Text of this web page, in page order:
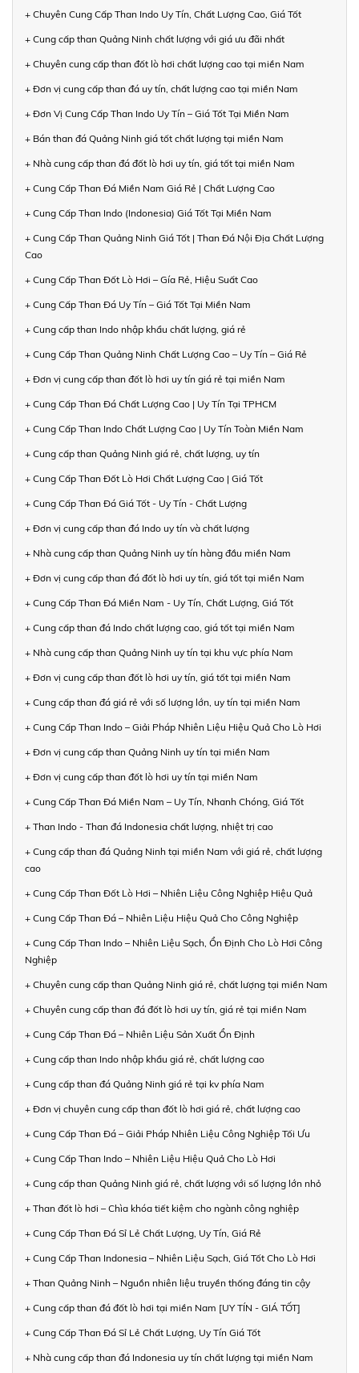
+ Chuyên Cung Cấp Than Indo Uy Tín, Chất Lượng Cao, Giá Tốt
+ Cung cấp than Quảng Ninh chất lượng với giá ưu đãi nhất
+ Chuyên cung cấp than đốt lò hơi chất lượng cao tại miền Nam
+ Đơn vị cung cấp than đá uy tín, chất lượng cao tại miền Nam
+ Đơn Vị Cung Cấp Than Indo Uy Tín – Giá Tốt Tại Miền Nam
+ Bán than đá Quảng Ninh giá tốt chất lượng tại miền Nam
+ Nhà cung cấp than đá đốt lò hơi uy tín, giá tốt tại miền Nam
+ Cung Cấp Than Đá Miền Nam Giá Rẻ | Chất Lượng Cao
+ Cung Cấp Than Indo (Indonesia) Giá Tốt Tại Miền Nam
+ Cung Cấp Than Quảng Ninh Giá Tốt | Than Đá Nội Địa Chất Lượng
Cao
+ Cung Cấp Than Đốt Lò Hơi – Gía Rẻ, Hiệu Suất Cao
+ Cung Cấp Than Đá Uy Tín – Giá Tốt Tại Miền Nam
+ Cung cấp than Indo nhập khẩu chất lượng, giá rẻ
+ Cung Cấp Than Quảng Ninh Chất Lượng Cao – Uy Tín – Giá Rẻ
+ Đơn vị cung cấp than đốt lò hơi uy tín giá rẻ tại miền Nam
+ Cung Cấp Than Đá Chất Lượng Cao | Uy Tín Tại TPHCM
+ Cung Cấp Than Indo Chất Lượng Cao | Uy Tín Toàn Miền Nam
+ Cung cấp than Quảng Ninh giá rẻ, chất lượng, uy tín
+ Cung Cấp Than Đốt Lò Hơi Chất Lượng Cao | Giá Tốt
+ Cung Cấp Than Đá Giá Tốt - Uy Tín - Chất Lượng
+ Đơn vị cung cấp than đá Indo uy tín và chất lượng
+ Nhà cung cấp than Quảng Ninh uy tín hàng đầu miền Nam
+ Đơn vị cung cấp than đá đốt lò hơi uy tín, giá tốt tại miền Nam
+ Cung Cấp Than Đá Miền Nam - Uy Tín, Chất Lượng, Giá Tốt
+ Cung cấp than đá Indo chất lượng cao, giá tốt tại miền Nam
+ Nhà cung cấp than Quảng Ninh uy tín tại khu vực phía Nam
+ Đơn vị cung cấp than đốt lò hơi uy tín, giá tốt tại miền Nam
+ Cung cấp than đá giá rẻ với số lượng lớn, uy tín tại miền Nam
+ Cung Cấp Than Indo – Giải Pháp Nhiên Liệu Hiệu Quả Cho Lò Hơi
+ Đơn vị cung cấp than Quảng Ninh uy tín tại miền Nam
+ Đơn vị cung cấp than đốt lò hơi uy tín tại miền Nam
+ Cung Cấp Than Đá Miền Nam – Uy Tín, Nhanh Chóng, Giá Tốt
+ Than Indo - Than đá Indonesia chất lượng, nhiệt trị cao
+ Cung cấp than đá Quảng Ninh tại miền Nam với giá rẻ, chất lượng
cao
+ Cung Cấp Than Đốt Lò Hơi – Nhiên Liệu Công Nghiệp Hiệu Quả
+ Cung Cấp Than Đá – Nhiên Liệu Hiệu Quả Cho Công Nghiệp
+ Cung Cấp Than Indo – Nhiên Liệu Sạch, Ổn Định Cho Lò Hơi Công
Nghiệp
+ Chuyên cung cấp than Quảng Ninh giá rẻ, chất lượng tại miền Nam
+ Chuyên cung cấp than đá đốt lò hơi uy tín, giá rẻ tại miền Nam
+ Cung Cấp Than Đá – Nhiên Liệu Sản Xuất Ổn Định
+ Cung cấp than Indo nhập khẩu giá rẻ, chất lượng cao
+ Cung cấp than đá Quảng Ninh giá rẻ tại kv phía Nam
+ Đơn vị chuyên cung cấp than đốt lò hơi giá rẻ, chất lượng cao
+ Cung Cấp Than Đá – Giải Pháp Nhiên Liệu Công Nghiệp Tối Ưu
+ Cung Cấp Than Indo – Nhiên Liệu Hiệu Quả Cho Lò Hơi
+ Cung cấp than Quảng Ninh giá rẻ, chất lượng với số lượng lớn nhỏ
+ Than đốt lò hơi – Chìa khóa tiết kiệm cho ngành công nghiệp
+ Cung Cấp Than Đá Sỉ Lẻ Chất Lượng, Uy Tín, Giá Rẻ
+ Cung Cấp Than Indonesia – Nhiên Liệu Sạch, Giá Tốt Cho Lò Hơi
+ Than Quảng Ninh – Nguồn nhiên liệu truyền thống đáng tin cậy
+ Cung cấp than đá đốt lò hơi tại miền Nam [UY TÍN - GIÁ TỐT]
+ Cung Cấp Than Đá Sỉ Lẻ Chất Lượng, Uy Tín Giá Tốt
+ Nhà cung cấp than đá Indonesia uy tín chất lượng tại miền Nam